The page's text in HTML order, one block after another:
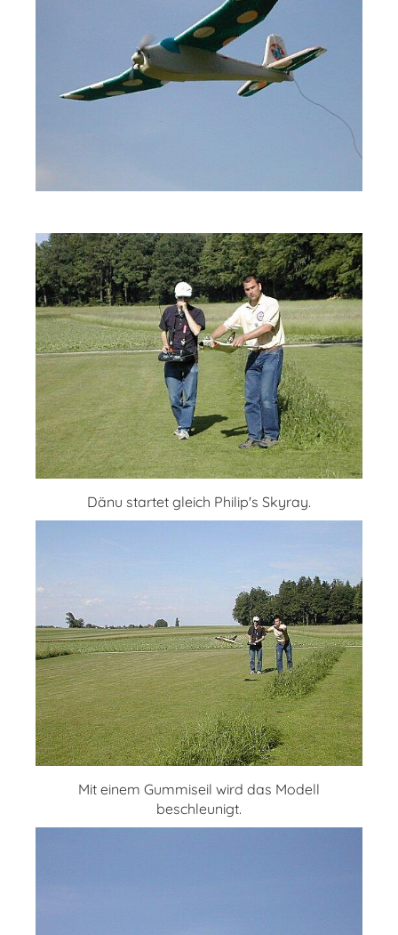
Dänu startet gleich Philip's Skyray.
Mit einem Gummiseil wird das Modell
beschleunigt.